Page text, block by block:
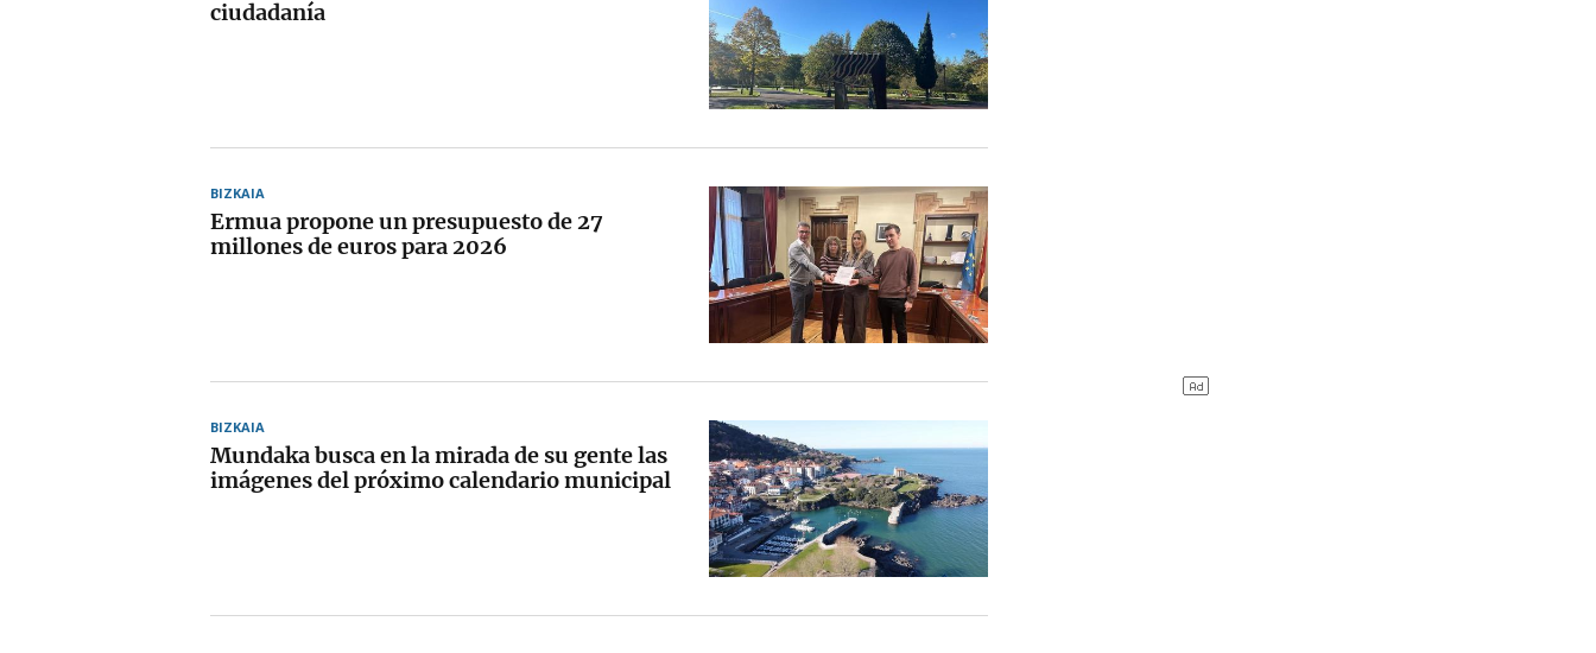
ciudadanía
BIZKAIA
Ermua propone un presupuesto de 27
millones de euros para 2026
BIZKAIA
Mundaka busca en la mirada de su gente las
imágenes del próximo calendario municipal